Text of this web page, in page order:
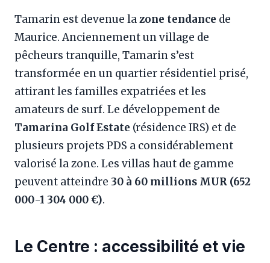
Tamarin est devenue lazone tendance de
Maurice. Anciennement un village de
pêcheurs tranquille, Tamarin s’est
transformée en un quartier résidentiel prisé,
attirant les familles expatriées et les
amateurs de surf. Le développement de
Tamarina Golf Estate (résidence IRS) et de
plusieurs projets PDS a considérablement
valorisé la zone. Les villas haut de gamme
peuvent atteindre 30 à 60 millions MUR (652
000-1 304 000 €).
Le Centre : accessibilité et vie